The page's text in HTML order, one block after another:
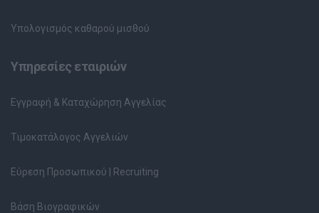
Υπολογισμός καθαρού μισθού
Υπηρεσίες εταιριών
Εγγραφή & Καταχώρηση Αγγελίας
Τιμοκατάλογος Αγγελιών
Εύρεση Προσωπικού | Recruiting
Βάση Βιογραφικών